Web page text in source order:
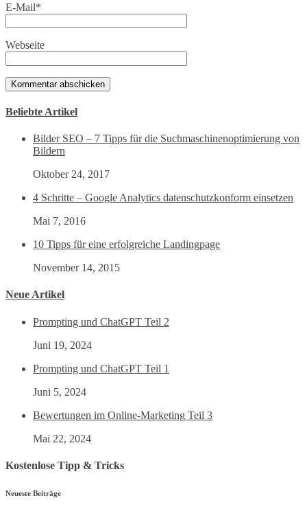
E-Mail*
Webseite
Beliebte Artikel
Bilder SEO – 7 Tipps für die Suchmaschinenoptimierung von
Bildern
Oktober 24, 2017
4 Schritte – Google Analytics datenschutzkonform einsetzen
Mai 7, 2016
10 Tipps für eine erfolgreiche Landingpage
November 14, 2015
Neue Artikel
Prompting und ChatGPT Teil 2
Juni 19, 2024
Prompting und ChatGPT Teil 1
Juni 5, 2024
Bewertungen im Online-Marketing Teil 3
Mai 22, 2024
Kostenlose Tipp & Tricks
Neueste Beiträge